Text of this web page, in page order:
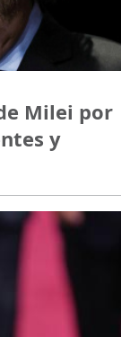
Milei por
y